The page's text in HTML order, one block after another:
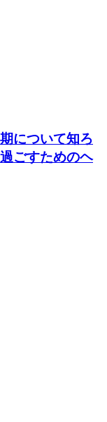
について知ろ
ごすためのヘ